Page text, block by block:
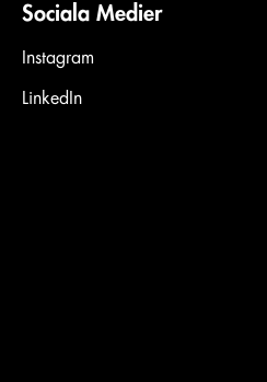
Sociala Medier
Instagram
LinkedIn